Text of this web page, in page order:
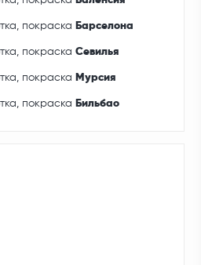
покраска Барселона
покраскаСевилья
покраска Мурсия
покраска Бильбао